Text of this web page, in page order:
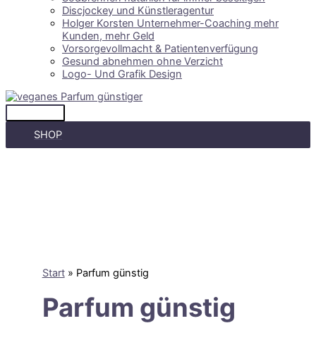
Discjockey und Künstleragentur
Holger Korsten Unternehmer-Coaching mehr
Kunden, mehr Geld
Vorsorgevollmacht & Patientenverfügung
Gesund abnehmen ohne Verzicht
Logo- Und Grafik Design
Hauptmenü
SHOP
Start Parfum günstig
Parfum günstig